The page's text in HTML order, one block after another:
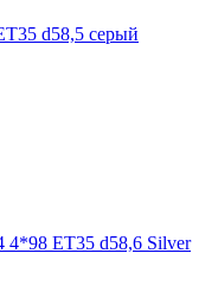
d58,5 серый
4*98 ET35 d58,6 Silver